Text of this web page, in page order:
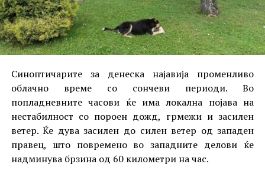
Синоптичарите за денеска најавија променливо
облачно време со сончеви периоди. Во
попладневните часови ќе има локална појава на
нестабилност со пороен дожд, грмежи и засилен
ветер. Ќе дува засилен до силен ветер од западен
правец, што повремено во западните делови ќе
надминува брзина од 60 километри на час.